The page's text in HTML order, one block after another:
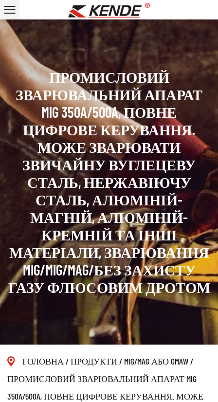
ПРОМИСЛОВИЙ
ЗВАРЮВАЛЬНИЙ АПАРАТ
MIG 350A/500A, ПОВНЕ
ЦИФРОВЕ КЕРУВАННЯ.
МОЖЕ ЗВАРЮВАТИ
ЗВИЧАЙНУ ВУГЛЕЦЕВУ
СТАЛЬ, НЕРЖАВІЮЧУ
СТАЛЬ, АЛЮМІНІЙ-
МАГНІЙ, АЛЮМІНІЙ-
КРЕМНІЙ ТА ІНШІ
МАТЕРІАЛИ, ЗВАРЮВАННЯ
MIG/MIG/MAG/БЕЗ ЗАХИСТУ
ГАЗУ ФЛЮСОВИМ ДРОТОМ
ГОЛОВНА /ПРОДУКТИ/ MIG/MAG АБО GMAW/
ПРОМИСЛОВИЙ ЗВАРЮВАЛЬНИЙ АПАРАТ MIG
350A/500A, ПОВНЕ ЦИФРОВЕ КЕРУВАННЯ. МОЖЕ